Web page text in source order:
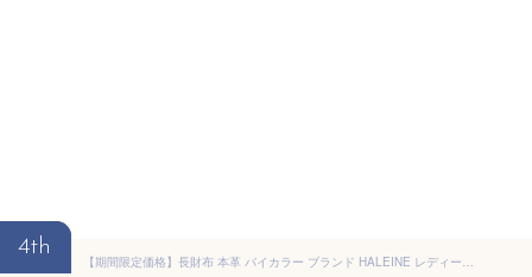
4th
【期間限定価格】長財布 本革 バイカラー ブランド HALEINE レディース 【ネコポスで送料無料】フランス製 レザー ゴールド 金具 ラウンドファスナー/かぶせ 牛革 シンプル 薄型 アレンヌ ギフト プレゼント 4FA (07000106r)